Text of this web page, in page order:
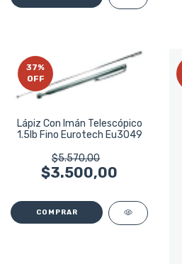
37%
OFF
Lápiz Con Imán Telescópico
1.5lb Fino Eurotech Eu3049
$5.570,00
$3.500,00